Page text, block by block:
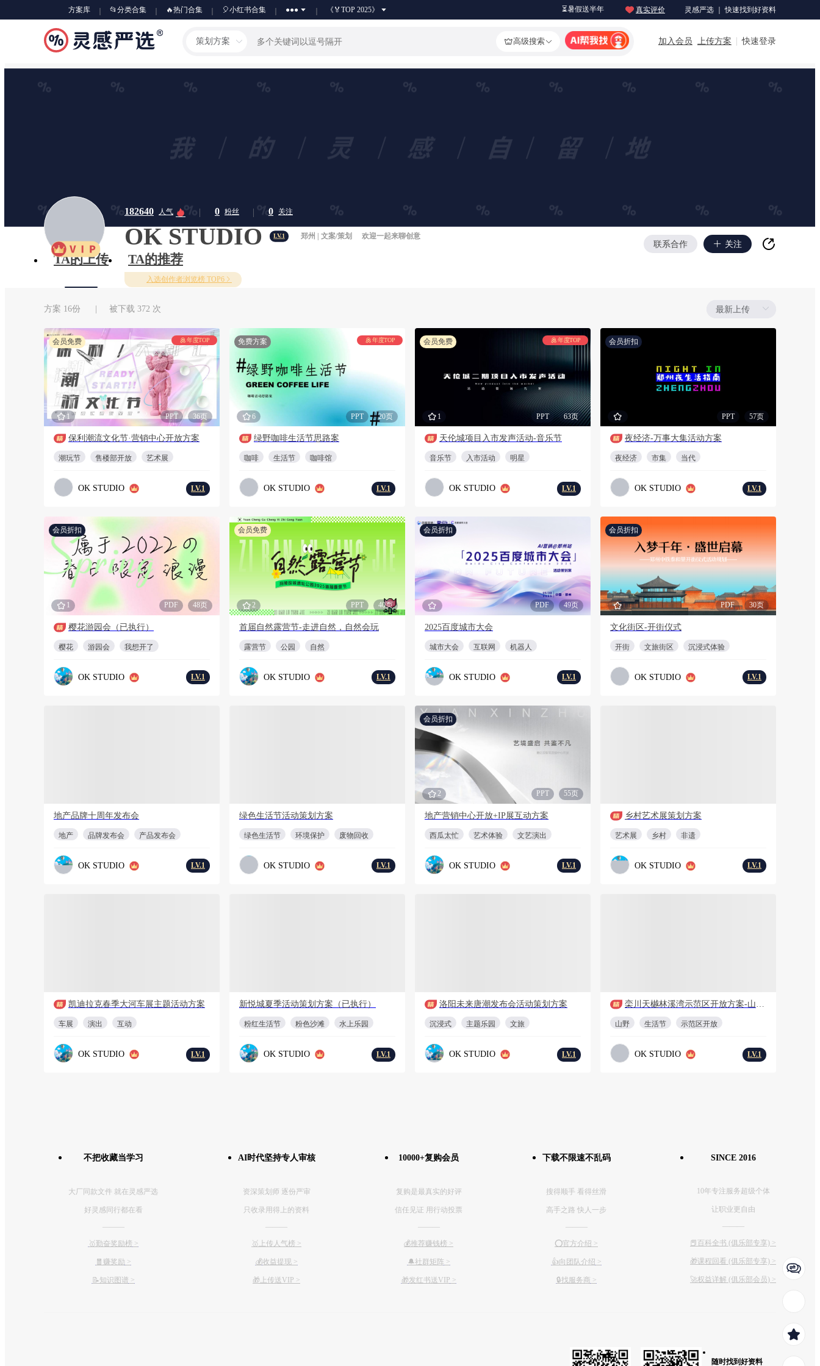
方案库 📂分类合集 🔥热门合集 🎈小红书合集 ●●● 《🏅TOP 2025》 ⏳暑假送半年 真实评价 灵感严选 ｜ 快速找到好资料
策划方案 高级搜索 加入会员 上传方案 快速登录
182640 人气 0 粉丝 0 关注
OK STUDIO LV.1 郑州 | 文案/策划 欢迎一起来聊创意
入选创作者浏览榜 TOP6
联系合作 关注
TA的上传 TA的推荐
方案 16份 | 被下载 372 次
会员免费 年度TOP
1 PPT 36页
保利潮流文化节·营销中心开放方案
潮玩节 售楼部开放 艺术展
OK STUDIO LV.1
免费方案 年度TOP
6 PPT 20页
绿野咖啡生活节思路案
咖啡 生活节 咖啡馆
OK STUDIO LV.1
会员免费 年度TOP
1 PPT 63页
天伦城项目入市发声活动-音乐节
音乐节 入市活动 明星
OK STUDIO LV.1
会员折扣
PPT 57页
夜经济-万事大集活动方案
夜经济 市集 当代
OK STUDIO LV.1
会员折扣
1 PDF 48页
樱花游园会（已执行）
樱花 游园会 我想开了
OK STUDIO LV.1
会员免费
2 PPT 40页
首届自然露营节-走进自然，自然会玩
露营节 公园 自然
OK STUDIO LV.1
会员折扣
PDF 49页
2025百度城市大会
城市大会 互联网 机器人
OK STUDIO LV.1
会员折扣
PDF 30页
文化街区-开街仪式
开街 文旅街区 沉浸式体验
OK STUDIO LV.1
地产品牌十周年发布会
地产 品牌发布会 产品发布会
OK STUDIO LV.1
绿色生活节活动策划方案
绿色生活节 环境保护 废物回收
OK STUDIO LV.1
会员折扣
2 PPT 55页
地产营销中心开放+IP展互动方案
西瓜太忙 艺术体验 文艺演出
OK STUDIO LV.1
乡村艺术展策划方案
艺术展 乡村 非遗
OK STUDIO LV.1
凯迪拉克春季大河车展主题活动方案
车展 演出 互动
OK STUDIO LV.1
新悦城夏季活动策划方案（已执行）
粉红生活节 粉色沙滩 水上乐园
OK STUDIO LV.1
洛阳未来唐潮发布会活动策划方案
沉浸式 主题乐园 文旅
OK STUDIO LV.1
栾川天樾林溪湾示范区开放方案-山野生活节
山野 生活节 示范区开放
OK STUDIO LV.1
不把收藏当学习
大厂同款文件 就在灵感严选
好灵感同行都在看
———
🥇勤奋奖励榜 >
🧧赚奖励 >
📝知识图谱 >
AI时代坚持专人审核
资深策划师 逐份严审
只收录用得上的资料
———
🥇上传人气榜 >
💰收益提现 >
🎁上传送VIP >
10000+复购会员
复购是最真实的好评
信任见证 用行动投票
———
💰推荐赚钱榜 >
🔔社群矩阵>
🎁发红书送VIP >
下载不限速不乱码
搜得顺手 看得丝滑
高手之路 快人一步
———
⭕️官方介绍 >
👍向团队介绍 >
🔒找服务商 >
SINCE 2016
10年专注服务超级个体
让职业更自由
———
📕百科全书 (俱乐部专享) >
🎁课程回看 (俱乐部专享) >
🚀权益详解 (俱乐部会员) >
随时找到好资料